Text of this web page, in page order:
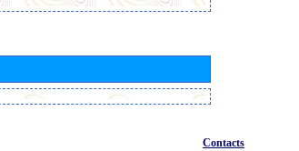
Contacts